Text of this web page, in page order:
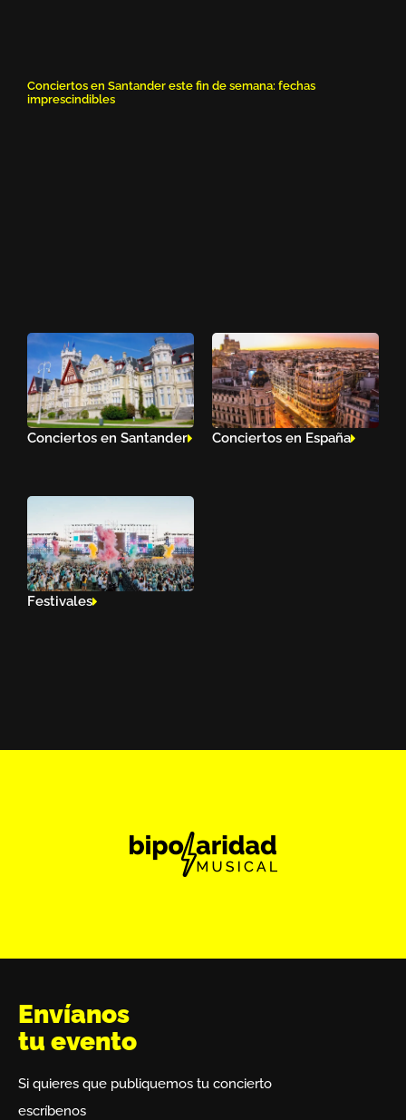
Conciertos en Santander este fin de semana: fechas
imprescindibles
Conciertos en Santander Conciertos en España
Festivales
Envíanos
tu evento
Si quieres que publiquemos tu concierto
escríbenos